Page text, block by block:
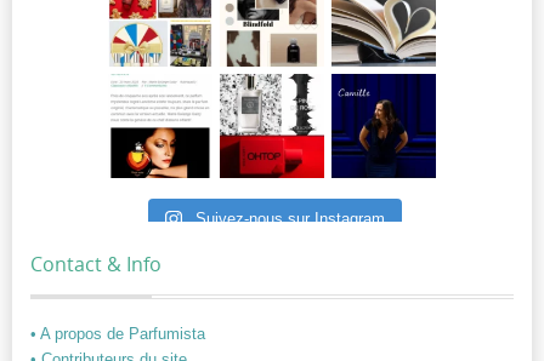
Suivez-nous sur Instagram
Contact & Info
• A propos de Parfumista